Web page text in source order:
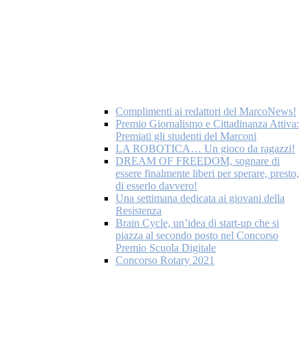
Complimenti ai redattori del MarcoNews!
Premio Giornalismo e Cittadinanza Attiva:
Premiati gli studenti del Marconi
LA ROBOTICA… Un gioco da ragazzi!
DREAM OF FREEDOM, sognare di
essere finalmente liberi per sperare, presto,
di esserlo davvero!
Una settimana dedicata ai giovani della
Resistenza
Brain Cycle, un’idea di start-up che si
piazza al secondo posto nel Concorso
Premio Scuola Digitale
Concorso Rotary 2021